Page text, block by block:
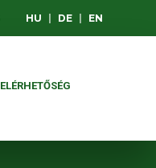
HU DE EN
ELÉRHETŐSÉG